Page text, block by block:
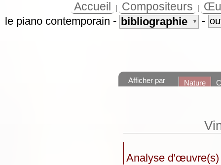
Accueil Compositeurs
Afficher par Nature
Analyse d'œuvre(s)
le piano contemporain - bibliographie ▼ -